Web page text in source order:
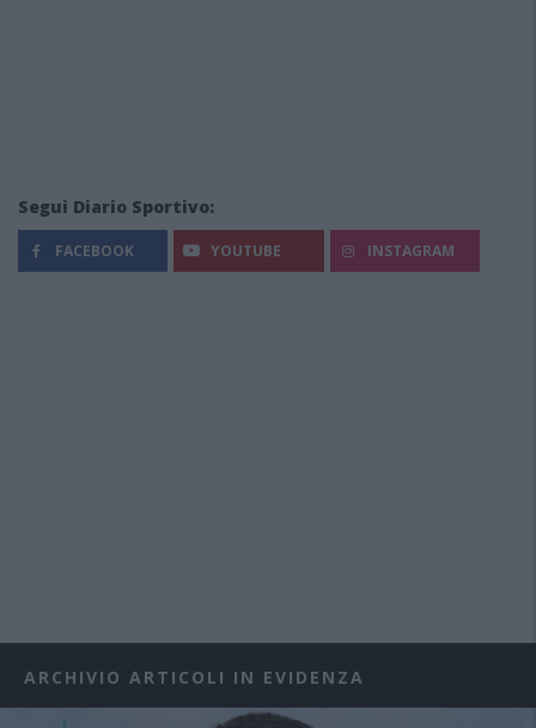
Segui Diario Sportivo:
FACEBOOK YOUTUBE INSTAGRAM
ARCHIVIO ARTICOLI IN EVIDENZA